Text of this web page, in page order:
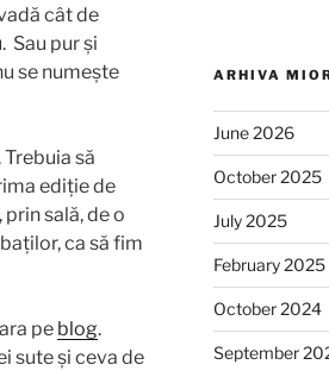
cât de
Sau pur și
se numește
să
ediție de
sală, de o
ca să fim
pe blog.
sute și ceva de
ARHIVA
June 2026
October 2025
July 2025
February 2025
October 2024
September